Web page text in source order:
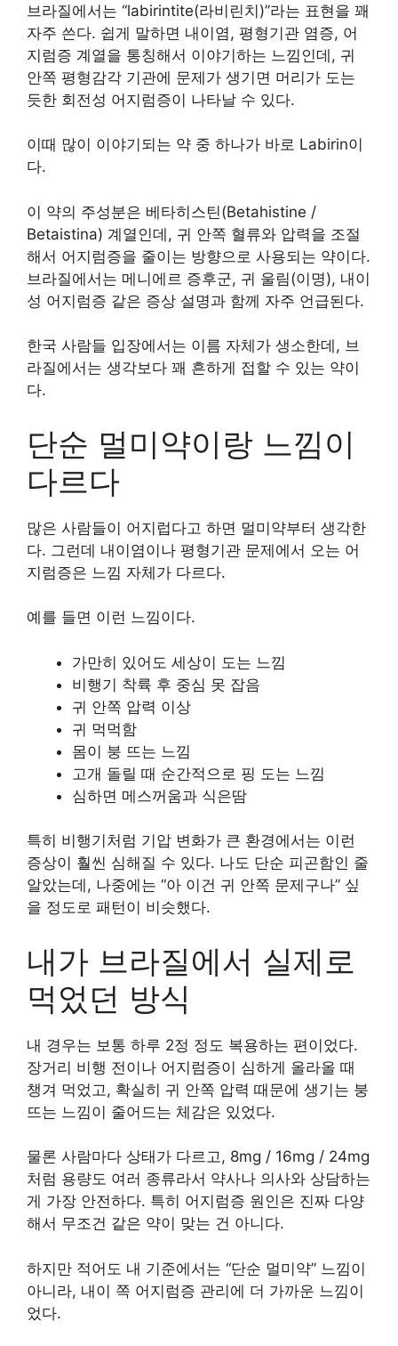
브라질에서는 “labirintite(라비린치)”라는 표현을 꽤
자주 쓴다. 쉽게 말하면 내이염, 평형기관 염증, 어
지럼증 계열을 통칭해서 이야기하는 느낌인데, 귀
안쪽 평형감각 기관에 문제가 생기면 머리가 도는
듯한 회전성 어지럼증이 나타날 수 있다.
이때 많이 이야기되는 약 중 하나가 바로 Labirin이
다.
이 약의 주성분은 베타히스틴(Betahistine /
Betaistina) 계열인데, 귀 안쪽 혈류와 압력을 조절
해서 어지럼증을 줄이는 방향으로 사용되는 약이다.
브라질에서는 메니에르 증후군, 귀 울림(이명), 내이
성 어지럼증 같은 증상 설명과 함께 자주 언급된다.
한국 사람들 입장에서는 이름 자체가 생소한데, 브
라질에서는 생각보다 꽤 흔하게 접할 수 있는 약이
다.
단순 멀미약이랑 느낌이
다르다
많은 사람들이 어지럽다고 하면 멀미약부터 생각한
다. 그런데 내이염이나 평형기관 문제에서 오는 어
지럼증은 느낌 자체가 다르다.
예를 들면 이런 느낌이다.
가만히 있어도 세상이 도는 느낌
비행기 착륙 후 중심 못 잡음
귀 안쪽 압력 이상
귀 먹먹함
몸이 붕 뜨는 느낌
고개 돌릴 때 순간적으로 핑 도는 느낌
심하면 메스꺼움과 식은땀
특히 비행기처럼 기압 변화가 큰 환경에서는 이런
증상이 훨씬 심해질 수 있다. 나도 단순 피곤함인 줄
알았는데, 나중에는 “아 이건 귀 안쪽 문제구나” 싶
을 정도로 패턴이 비슷했다.
내가 브라질에서 실제로
먹었던 방식
내 경우는 보통 하루 2정 정도 복용하는 편이었다.
장거리 비행 전이나 어지럼증이 심하게 올라올 때
챙겨 먹었고, 확실히 귀 안쪽 압력 때문에 생기는 붕
뜨는 느낌이 줄어드는 체감은 있었다.
물론 사람마다 상태가 다르고, 8mg / 16mg / 24mg
처럼 용량도 여러 종류라서 약사나 의사와 상담하는
게 가장 안전하다. 특히 어지럼증 원인은 진짜 다양
해서 무조건 같은 약이 맞는 건 아니다.
하지만 적어도 내 기준에서는 “단순 멀미약” 느낌이
아니라, 내이 쪽 어지럼증 관리에 더 가까운 느낌이
었다.